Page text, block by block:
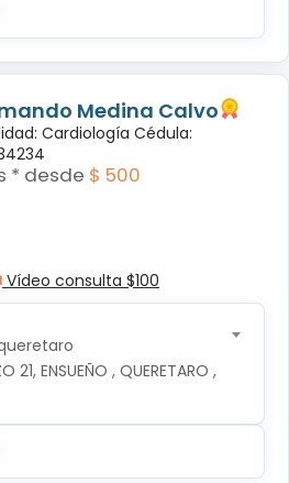
Medina Calvo
Cardiología Cédula:
* desde $ 500
Vídeo consulta $100
21, ENSUEÑO , QUERETARO ,